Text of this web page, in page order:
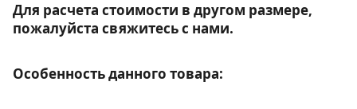
Для расчета стоимости в другом размере,
пожалуйста свяжитесь с нами.
Особенность данного товара: